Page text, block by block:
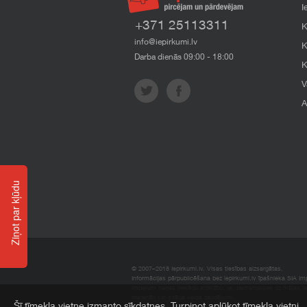
+371 25113311
info@iepirkumi.lv
Darba dienās 09:00 - 18:00
© 2007–2018 Iepirkumi.lv. Visas tiesības aizsargātas.
Informācijas pārpublicēšana bez iepirkumi.lv īpašnieka SIA
Ziņot par kļūdu